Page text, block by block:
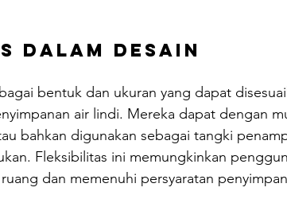
dalam Desain
bentuk dan ukuran yang dapat
air lindi. Mereka dapat dengan
bahkan digunakan sebagai tangki
Fleksibilitas ini memungkinkan
dan memenuhi persyaratan